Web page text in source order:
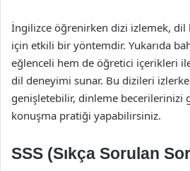
İngilizce öğrenirken dizi izlemek,
için etkili bir yöntemdir. Yukarıda
eğlenceli hem de öğretici içerikleri
dil deneyimi sunar. Bu dizileri
genişletebilir, dinleme becerilerinizi
konuşma pratiği yapabilirsiniz.
SSS (Sıkça Sorulan